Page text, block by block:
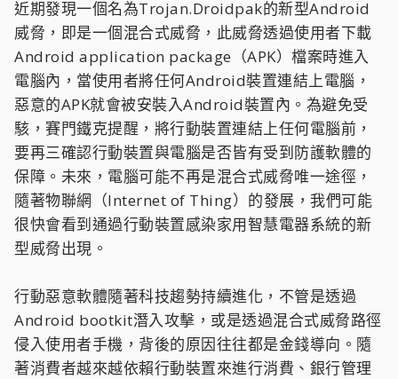
近期發現一個名為Trojan.Droidpak的新型Android
威脅，即是一個混合式威脅，此威脅透過使用者下載
Android application package（APK）檔案時進入
電腦內，當使用者將任何Android裝置連結上電腦，
惡意的APK就會被安裝入Android裝置內。為避免受
駭，賽門鐵克提醒，將行動裝置連結上任何電腦前，
要再三確認行動裝置與電腦是否皆有受到防護軟體的
保障。未來，電腦可能不再是混合式威脅唯一途徑，
隨著物聯網（Internet of Thing）的發展，我們可能
很快會看到通過行動裝置感染家用智慧電器系統的新
型威脅出現。
行動惡意軟體隨著科技趨勢持續進化，不管是透過
Android bootkit潛入攻擊，或是透過混合式威脅路徑
侵入使用者手機，背後的原因往往都是金錢導向。隨
著消費者越來越依賴行動裝置來進行消費、銀行管理